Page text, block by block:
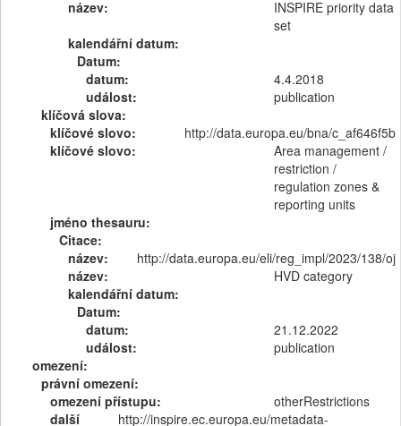
název:
INSPIRE priority data
set
kalendářní datum:
Datum:
datum:
4.4.2018
událost:
publication
klíčová slova:
klíčové slovo:
http://data.europa.eu/bna/c_af646f5b
klíčové slovo:
Area management /
restriction /
regulation zones &
reporting units
jméno thesauru:
Citace:
název:
http://data.europa.eu/eli/reg_impl/2023/138/oj
název:
HVD category
kalendářní datum:
Datum:
datum:
21.12.2022
událost:
publication
omezení:
právní omezení:
omezení přístupu:
otherRestrictions
další
http://inspire.ec.europa.eu/metadata-